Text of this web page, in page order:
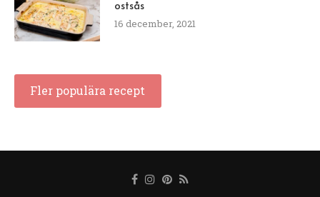
ostsås
16 december, 2021
Fler populära recept